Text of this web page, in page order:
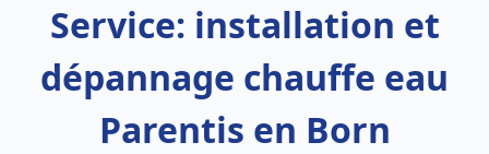
Service: installation et
dépannage chauffe eau
Parentis en Born